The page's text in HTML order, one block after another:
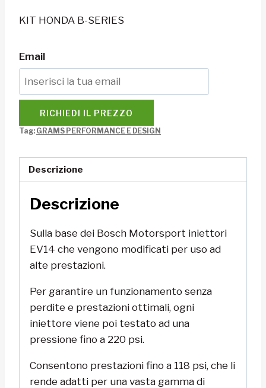
KIT HONDA B-SERIES
Email
RICHIEDI IL PREZZO
Tag: GRAMS PERFORMANCE E DESIGN
Descrizione
Descrizione
Sulla base dei Bosch Motorsport iniettori
EV14 che vengono modificati per uso ad
alte prestazioni.
Per garantire un funzionamento senza
perdite e prestazioni ottimali, ogni
iniettore viene poi testato ad una
pressione fino a 220 psi.
Consentono prestazioni fino a 118 psi, che li
rende adatti per una vasta gamma di